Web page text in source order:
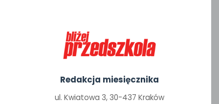
Redakcja miesięcznika
ul. Kwiatowa 3, 30-437 Kraków